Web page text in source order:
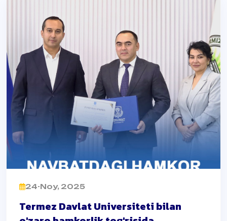
24-Noy, 2025
Termez Davlat Universiteti bilan